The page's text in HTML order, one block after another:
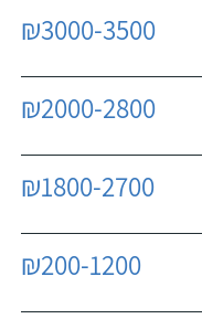
₪3000-3500
₪2000-2800
₪1800-2700
₪200-1200